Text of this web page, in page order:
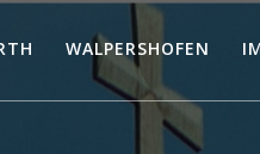
WALPERSHOFEN